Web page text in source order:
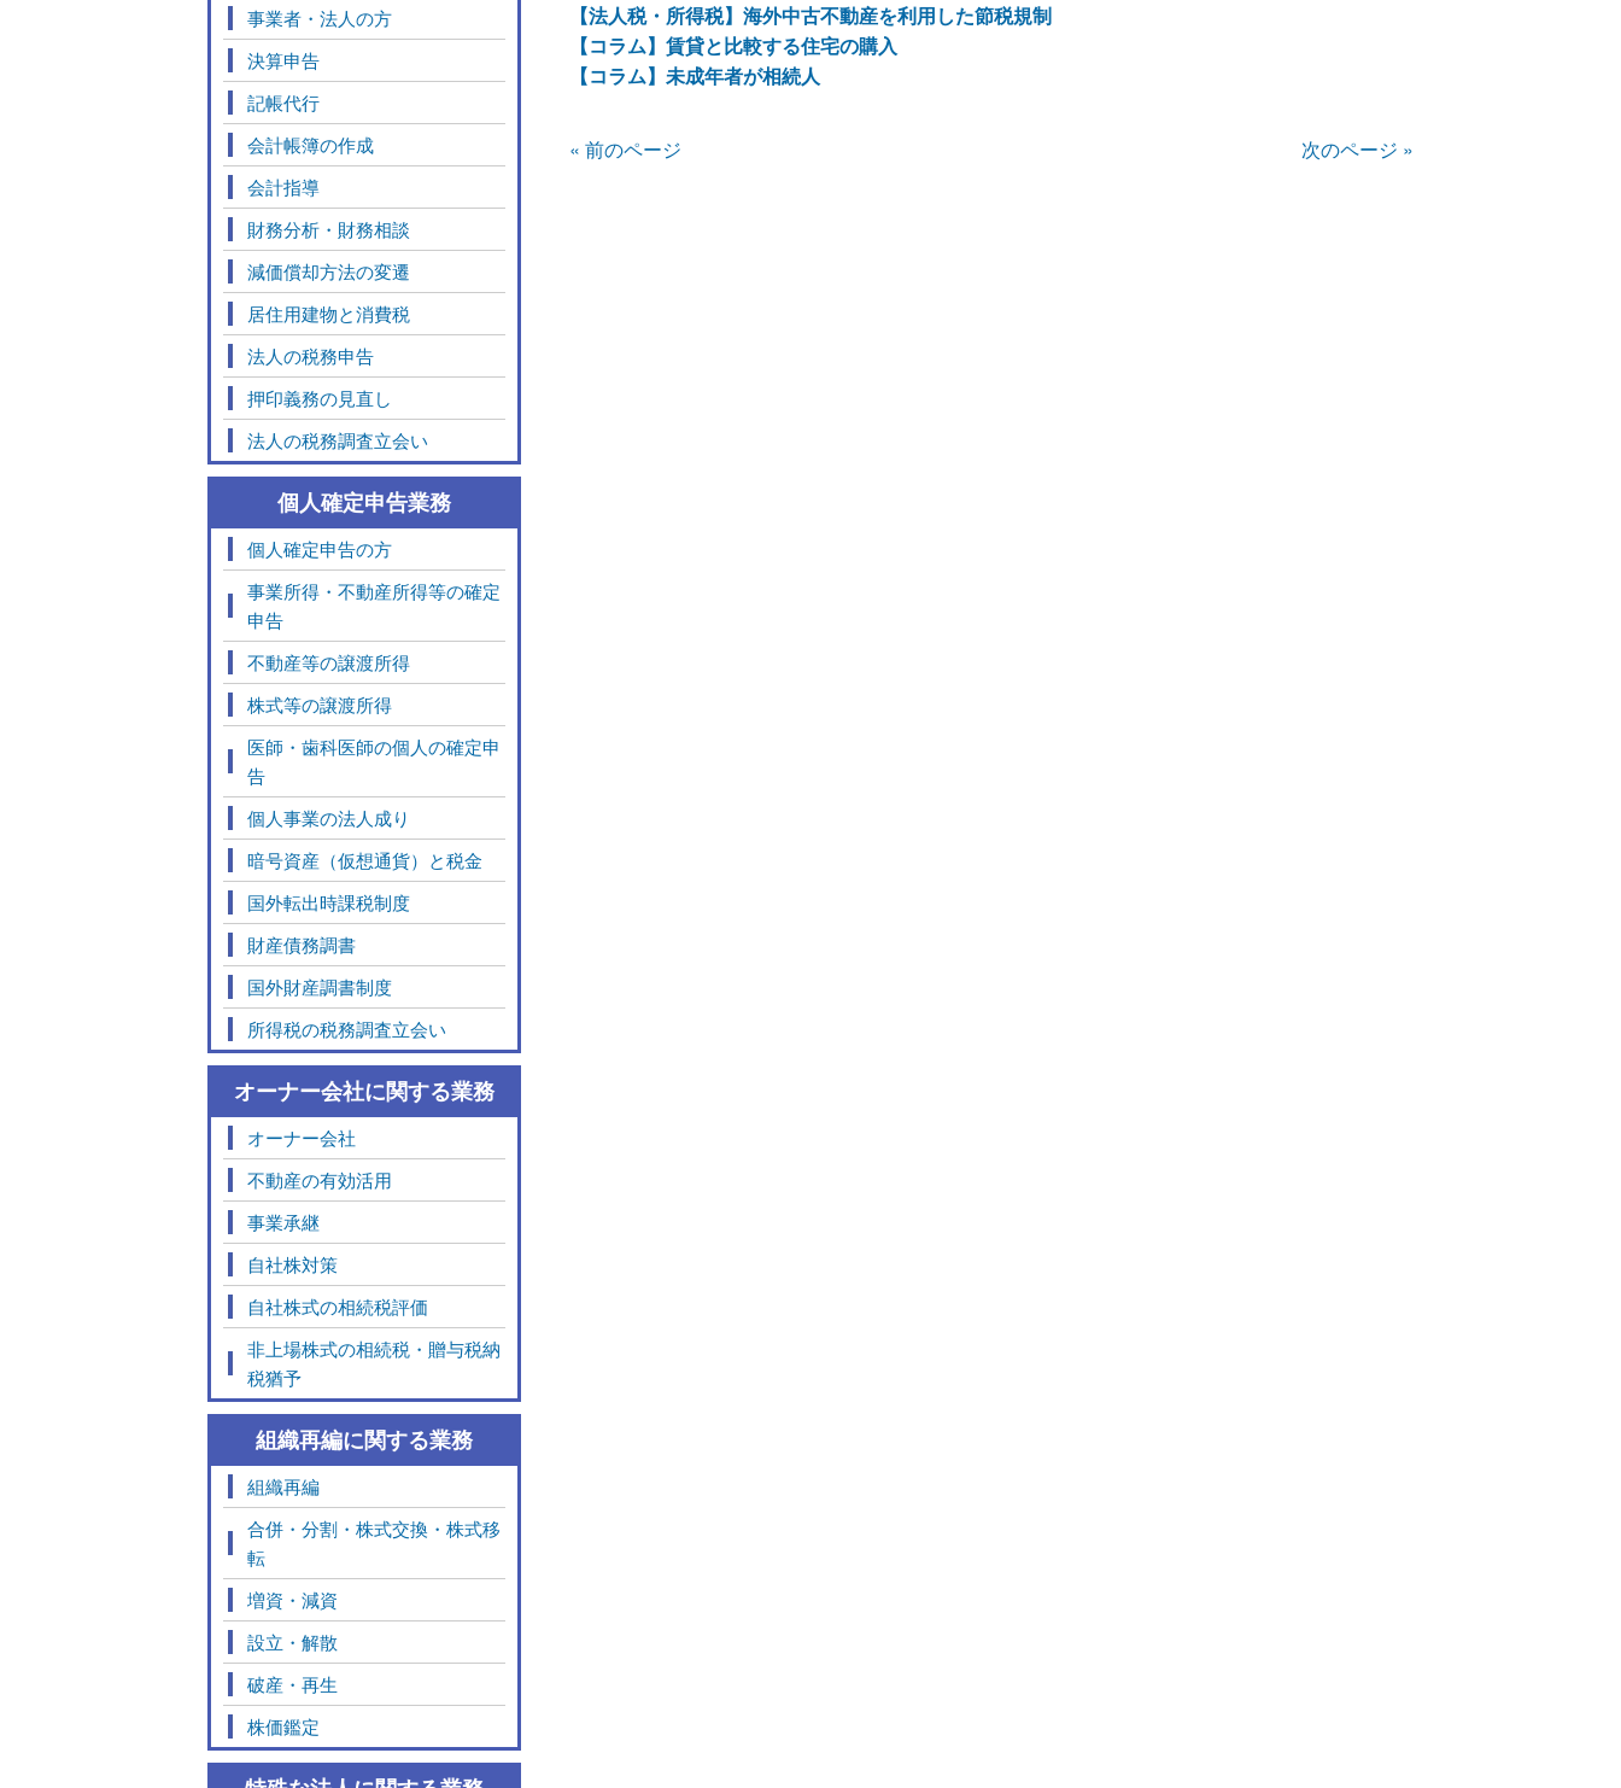
【法人税・所得税】海外中古不動産を利用した節税規制
【コラム】賃貸と比較する住宅の購入
【コラム】未成年者が相続人
« 前のページ 次のページ »
事業者・法人の方
決算申告
記帳代行
会計帳簿の作成
会計指導
財務分析・財務相談
減価償却方法の変遷
居住用建物と消費税
法人の税務申告
押印義務の見直し
法人の税務調査立会い
個人確定申告業務
個人確定申告の方
事業所得・不動産所得等の確定
申告
不動産等の譲渡所得
株式等の譲渡所得
医師・歯科医師の個人の確定申
告
個人事業の法人成り
暗号資産（仮想通貨）と税金
国外転出時課税制度
財産債務調書
国外財産調書制度
所得税の税務調査立会い
オーナー会社に関する業務
オーナー会社
不動産の有効活用
事業承継
自社株対策
自社株式の相続税評価
非上場株式の相続税・贈与税納
税猶予
組織再編に関する業務
組織再編
合併・分割・株式交換・株式移
転
増資・減資
設立・解散
破産・再生
株価鑑定